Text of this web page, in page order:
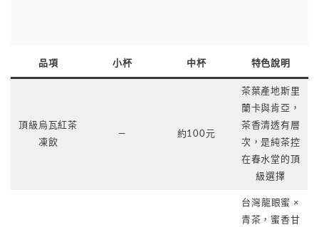
品項 小杯 中杯 特色說明
頂級烏瓦紅茶
凍飲
— 約100元
茶葉產地斯里
蘭卡與肯亞，
茶香清透有層
次，是純茶控
在春水堂的頂
級選擇
台灣龍眼蜜 ×
青茶，蜜香甘